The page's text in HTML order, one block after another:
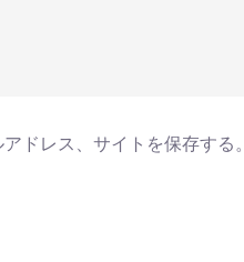
ドレス、サイトを保存する。